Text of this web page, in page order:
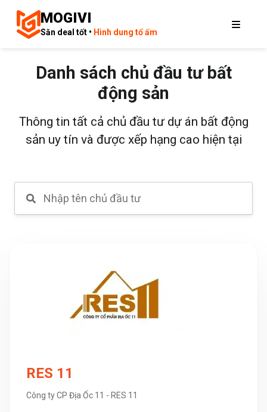
MOGIVI
Săn deal tốt • Hình dung tổ ấm
Danh sách chủ đầu tư bất
động sản
Thông tin tất cả chủ đầu tư dự án bất động
sản uy tín và được xếp hạng cao hiện tại
RES 11
Công ty CP Địa Ốc 11 - RES 11